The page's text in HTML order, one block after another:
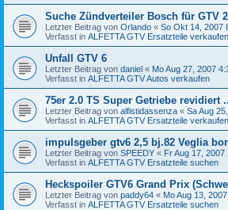
Suche Zündverteiler Bosch für GTV
Letzter Beitrag von Orlando « So Okt 14, 2007
Verfasst in ALFETTA GTV Ersatzteile verkaufen
Unfall GTV 6
Letzter Beitrag von daniel « Mo Aug 27, 2007
Verfasst in ALFETTA GTV Autos verkaufen
75er 2.0 TS Super Getriebe revidiert
Letzter Beitrag von alfistidassenza « Sa Aug
Verfasst in ALFETTA GTV Ersatzteile verkaufen
impulsgeber gtv6 2,5 bj.82 Veglia
Letzter Beitrag von SPEEDY « Fr Aug 17, 2007
Verfasst in ALFETTA GTV Ersatzteile suchen
Heckspoiler GTV6 Grand Prix
Letzter Beitrag von paddy64 « Mo Aug 13,
Verfasst in ALFETTA GTV Ersatzteile suchen